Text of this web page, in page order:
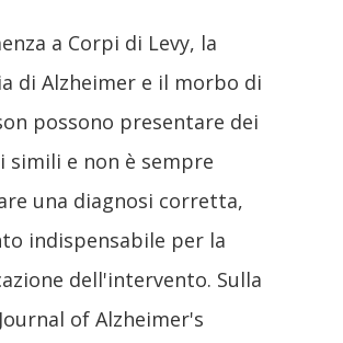
a Corpi di Levy, la
di Alzheimer e il morbo di
possono presentare dei
simili e non è sempre
una diagnosi corretta,
indispensabile per la
dell'intervento. Sulla
of Alzheimer's